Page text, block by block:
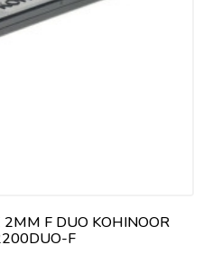
F DUO KOHINOOR
F